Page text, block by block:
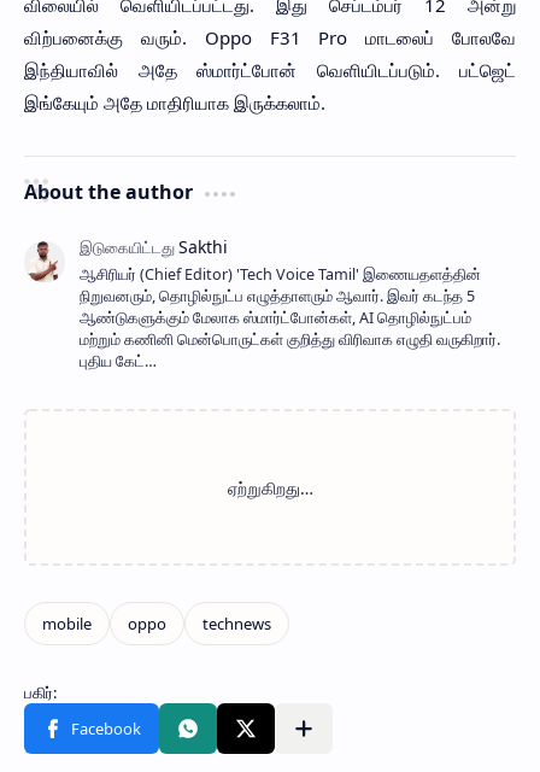
விலையில் வெளியிடப்பட்டது. இது செப்டம்பர் 12 அன்று
விற்பனைக்கு வரும். Oppo F31 Pro மாடலைப் போலவே
இந்தியாவில் அதே ஸ்மார்ட்போன் வெளியிடப்படும். பட்ஜெட்
இங்கேயும் அதே மாதிரியாக இருக்கலாம்.
About the author
ஆசிரியர் (Chief Editor) ​'Tech Voice Tamil' இணையதளத்தின்
நிறுவனரும், தொழில்நுட்ப எழுத்தாளரும் ஆவார். இவர் கடந்த 5
ஆண்டுகளுக்கும் மேலாக ஸ்மார்ட்போன்கள், AI தொழில்நுட்பம்
மற்றும் கணினி மென்பொருட்கள் குறித்து விரிவாக எழுதி வருகிறார்.
புதிய கேட்…